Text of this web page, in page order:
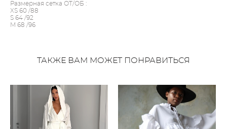
Размерная сетка ОТ/ОБ :
XS 60 /88
S 64 /92
M 68 /96
ТАКЖЕ ВАМ МОЖЕТ ПОНРАВИТЬСЯ